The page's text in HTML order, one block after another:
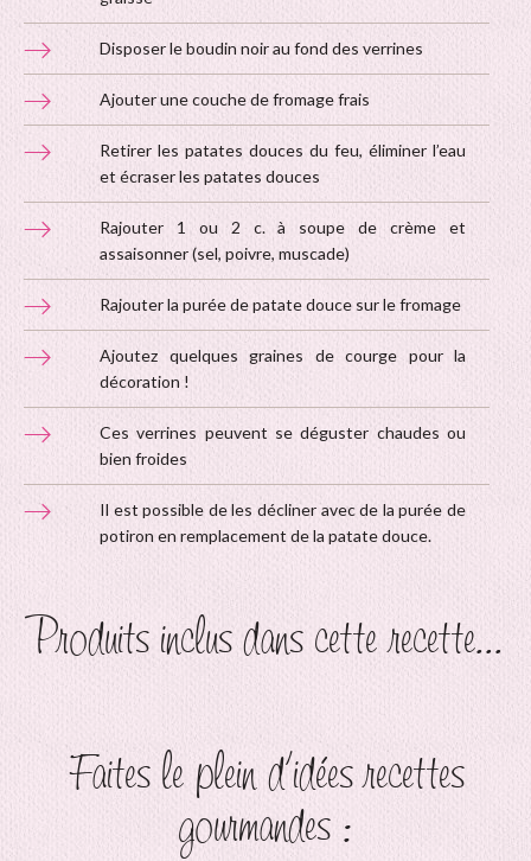
Disposer le boudin noir au fond des verrines
Ajouter une couche de fromage frais
Retirer les patates douces du feu, éliminer l’eau
et écraser les patates douces
Rajouter 1 ou 2 c. à soupe de crème et
assaisonner (sel, poivre, muscade)
Rajouter la purée de patate douce sur le fromage
Ajoutez quelques graines de courge pour la
décoration !
Ces verrines peuvent se déguster chaudes ou
bien froides
Il est possible de les décliner avec de la purée de
potiron en remplacement de la patate douce.
Produits inclus dans cette recette...
Faites le plein d'idées recettes
gourmandes :